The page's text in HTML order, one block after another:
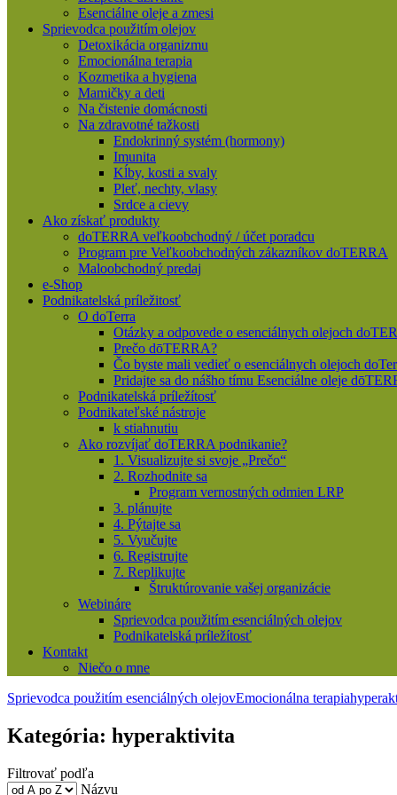
Esenciálne oleje a zmesi
Sprievodca použitím olejov
Detoxikácia organizmu
Emocionálna terapia
Kozmetika a hygiena
Mamičky a deti
Na čistenie domácnosti
Na zdravotné tažkosti
Endokrinný systém (hormony)
Imunita
Kĺby, kosti a svaly
Pleť, nechty, vlasy
Srdce a cievy
Ako získať produkty
doTERRA veľkoobchodný / účet poradcu
Program pre Veľkoobchodných zákazníkov doTERRA
Maloobchodný predaj
e-Shop
Podnikatelská príležitosť
O doTerra
Otázky a odpovede o esenciálnych olejoch
Prečo dōTERRA?
Čo byste mali vedieť o esenciálnych olejoch
Pridajte sa do nášho tímu Esenciálne oleje
Podnikatelská príležítosť
Podnikateľské nástroje
k stiahnutiu
Ako rozvíjať doTERRA podnikanie?
1. Visualizujte si svoje „Prečo“
2. Rozhodnite sa
Program vernostných odmien LRP
3. plánujte
4. Pýtajte sa
5. Vyučujte
6. Registrujte
7. Replikujte
Štruktúrovanie vašej organizácie
Webináre
Sprievodca použitím esenciálných olejov
Podnikatelská príležítosť
Kontakt
Niečo o mne
Sprievodca použitím esenciálných olejovEmocionálna terapia
Kategória: hyperaktivita
Filtrovať podľa
Názvu